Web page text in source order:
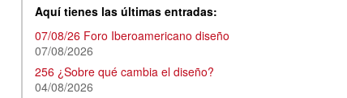
Aquí tienes las últimas entradas:
07/08/26 Foro Iberoamericano diseño
07/08/2026
256 ¿Sobre qué cambia el diseño?
04/08/2026